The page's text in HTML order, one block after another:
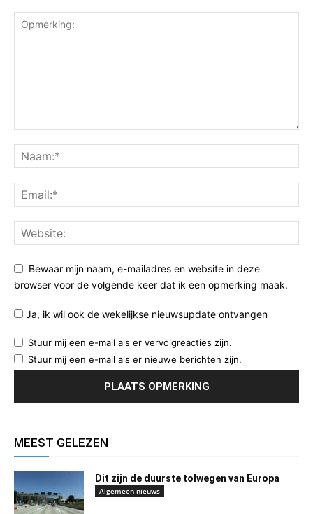
Bewaar mijn naam, e-mailadres en website in deze
browser voor de volgende keer dat ik een opmerking maak.
Ja, ik wil ook de wekelijkse nieuwsupdate ontvangen
Stuur mij een e-mail als er vervolgreacties zijn.
Stuur mij een e-mail als er nieuwe berichten zijn.
MEEST GELEZEN
Dit zijn de duurste tolwegen van Europa
Algemeen nieuws